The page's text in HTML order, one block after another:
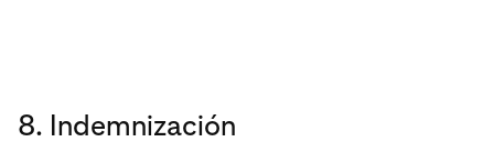
8. Indemnización